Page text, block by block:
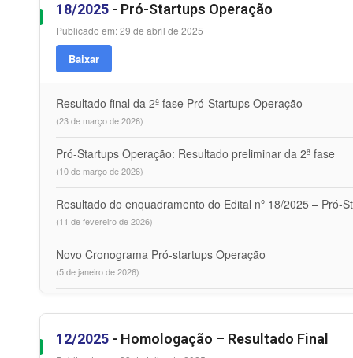
18/2025 - Pró-Startups Operação
Publicado em: 29 de abril de 2025
Baixar
Resultado final da 2ª fase Pró-Startups Operação
(23 de março de 2026)
Pró-Startups Operação: Resultado preliminar da 2ª fase
(10 de março de 2026)
Resultado do enquadramento do Edital nº 18/2025 – Pró-
(11 de fevereiro de 2026)
Novo Cronograma Pró-startups Operação
(5 de janeiro de 2026)
12/2025 - Homologação – Resultado Final